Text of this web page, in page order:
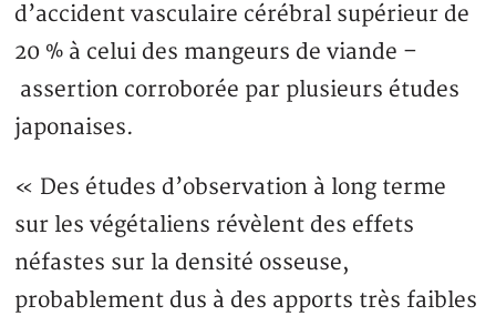
d’accident vasculaire cérébral supérieur de
20 % à celui des mangeurs de viande –
assertion corroborée par plusieurs études
japonaises.
« Des études d’observation à long terme
sur les végétaliens révèlent des effets
néfastes sur la densité osseuse,
probablement dus à des apports très faibles